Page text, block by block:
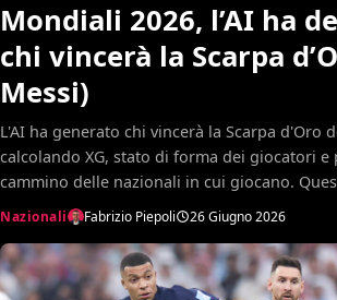
Mondiali 2026, l’AI ha
chi vincerà la Scarpa
Messi)
L'AI ha generato chi vincerà la Scarpa d'Oro
calcolando XG, stato di forma dei giocatori e
cammino delle nazionali in cui giocano.
Nazionali Fabrizio Piepoli 26 Giugno 2026